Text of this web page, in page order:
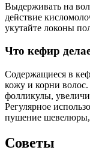
Выдерживать на
действие
укутайте локоны
Что кефир
Содержащиеся в
кожу и корни
фолликулы,
Регулярное
пушение шевелюры,
Советы